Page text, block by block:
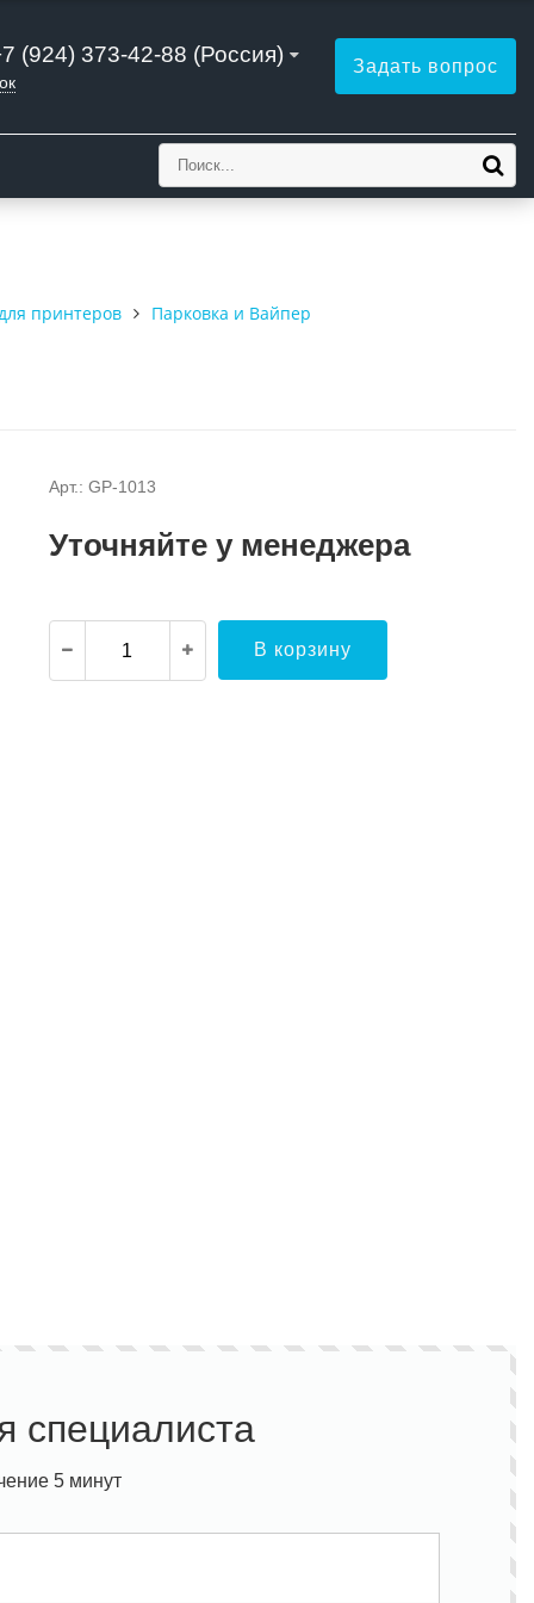
(924) 373-42-88 (Россия) Задать вопрос
принтеров
Парковка и Вайпер
Арт.: GP-1013
Уточняйте у менеджера
В корзину
специалиста
5 минут